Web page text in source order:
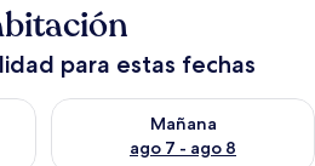
para estas fechas
hoy ago 6 - ago 7
Mañana
ago 7 - ago 8
Consulta la disponibilidad